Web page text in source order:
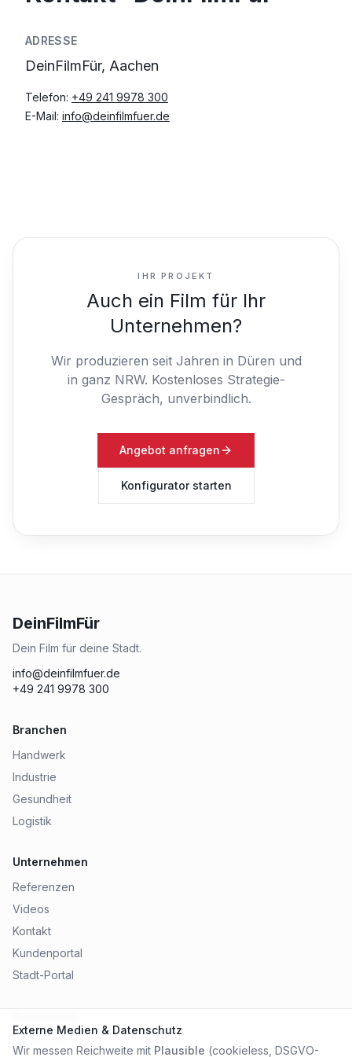
ADRESSE
DeinFilmFür, Aachen
Telefon: +49 241 9978 300
E-Mail: info@deinfilmfuer.de
IHR PROJEKT
Auch ein Film für Ihr
Unternehmen?
Wir produzieren seit Jahren in Düren und
in ganz NRW. Kostenloses Strategie-
Gespräch, unverbindlich.
Angebot anfragen
Konfigurator starten
DeinFilmFür
Dein Film für deine Stadt.
info@deinfilmfuer.de
+49 241 9978 300
Branchen
Handwerk
Industrie
Gesundheit
Logistik
Unternehmen
Referenzen
Videos
Kontakt
Kundenportal
Stadt-Portal
Externe Medien & Datenschutz
Wir messen Reichweite mit Plausible (cookieless, DSGVO-